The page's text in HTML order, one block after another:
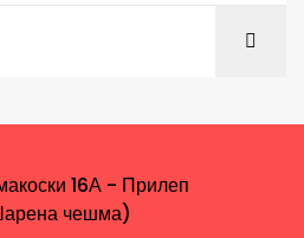
16А - Прилеп
чешма)